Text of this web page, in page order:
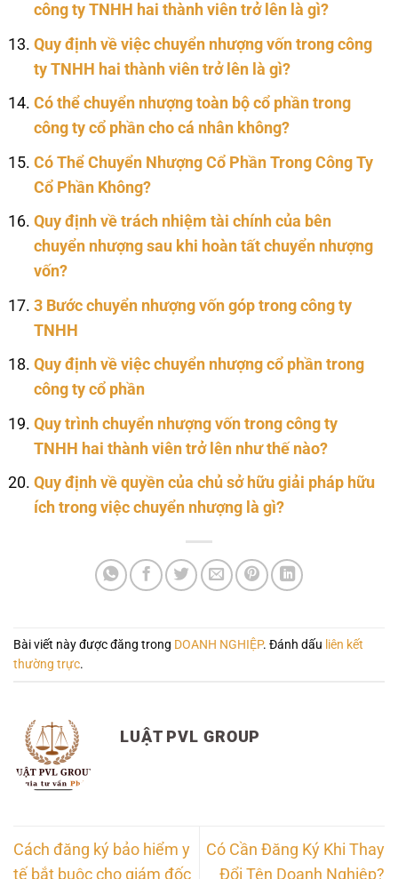
công ty TNHH hai thành viên trở lên là gì?
Quy định về việc chuyển nhượng vốn trong công
ty TNHH hai thành viên trở lên là gì?
Có thể chuyển nhượng toàn bộ cổ phần trong
công ty cổ phần cho cá nhân không?
Có Thể Chuyển Nhượng Cổ Phần Trong Công Ty
Cổ Phần Không?
Quy định về trách nhiệm tài chính của bên
chuyển nhượng sau khi hoàn tất chuyển nhượng
vốn?
3 Bước chuyển nhượng vốn góp trong công ty
TNHH
Quy định về việc chuyển nhượng cổ phần trong
công ty cổ phần
Quy trình chuyển nhượng vốn trong công ty
TNHH hai thành viên trở lên như thế nào?
Quy định về quyền của chủ sở hữu giải pháp hữu
ích trong việc chuyển nhượng là gì?
Bài viết này được đăng trong DOANH NGHIỆP. Đánh dấu liên kết
thường trực.
LUẬT PVL GROUP
Cách đăng ký bảo hiểm y
tế bắt buộc cho giám đốc
Có Cần Đăng Ký Khi Thay
Đổi Tên Doanh Nghiệp?